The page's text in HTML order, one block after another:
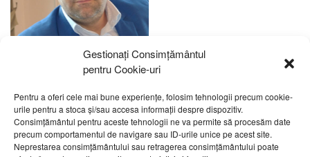
Gestionați Consimțământul
pentru Cookie-uri
Pentru a oferi cele mai bune experiențe, folosim tehnologii precum cookie-
urile pentru a stoca și/sau accesa informații despre dispozitiv.
Consimțământul pentru aceste tehnologii ne va permite să procesăm date
precum comportamentul de navigare sau ID-urile unice pe acest site.
Neprestarea consimțământului sau retragerea consimțământului poate